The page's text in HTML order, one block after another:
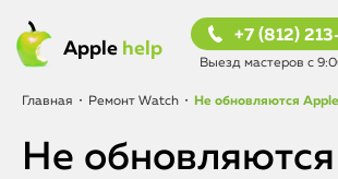
Apple help
+7 (812)
Выезд мастеров с
Главная • Ремонт Watch • Не обновляются
Не